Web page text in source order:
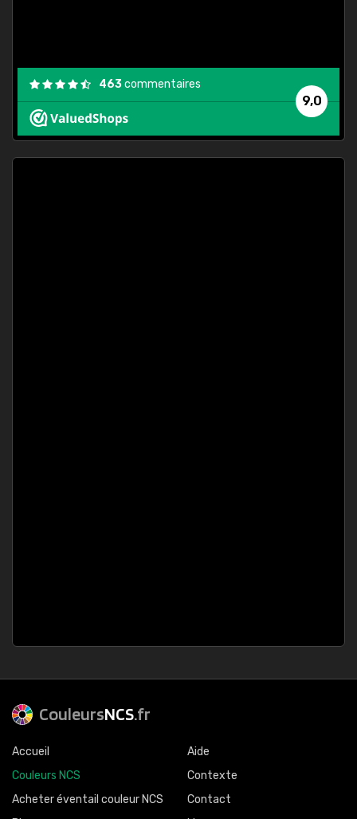
9,0
463commentaires
CouleursNCS.fr
Accueil
Couleurs NCS
Acheter éventail couleur NCS
Aide
Contexte
Contact